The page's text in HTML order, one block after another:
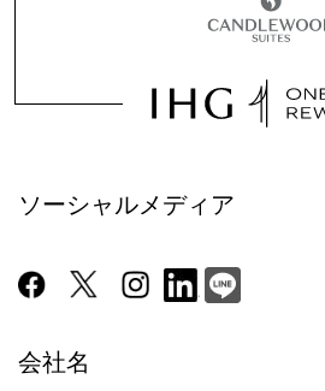
ソーシャルメディア
会社名